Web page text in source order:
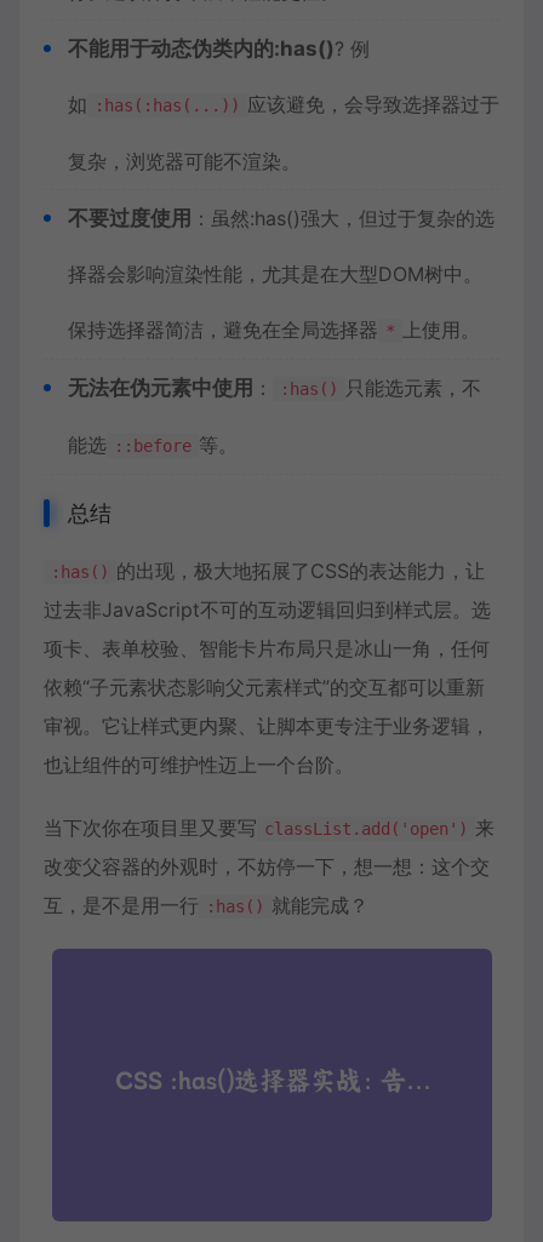
不能用于动态伪类内的:has()? 例
如 :has(:has(...)) 应该避免，会导致选择器过于
复杂，浏览器可能不渲染。
不要过度使用 ：虽然:has()强大，但过于复杂的选
择器会影响渲染性能，尤其是在大型DOM树中。
保持选择器简洁，避免在全局选择器 * 上使用。
无法在伪元素中使用 ： :has() 只能选元素，不
能选 ::before 等。
总结
:has() 的出现，极大地拓展了CSS的表达能力，让
过去非JavaScript不可的互动逻辑回归到样式层。选
项卡、表单校验、智能卡片布局只是冰山一角，任何
依赖“子元素状态影响父元素样式”的交互都可以重新
审视。它让样式更内聚、让脚本更专注于业务逻辑，
也让组件的可维护性迈上一个台阶。
当下次你在项目里又要写 classList.add('open') 来
改变父容器的外观时，不妨停一下，想一想：这个交
互，是不是用一行
:has() 就能完成？